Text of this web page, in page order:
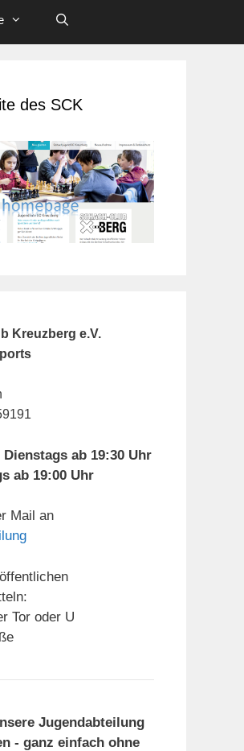
des SCK
Kreuzberg e.V.
ab 19:30 Uhr
ab 19:00 Uhr
Mail an
Tor oder U
Jugendabteilung
- ganz einfach ohne